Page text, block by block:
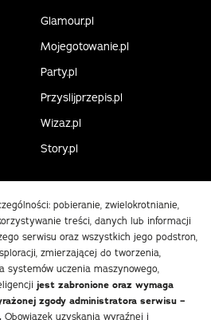
Glamour.pl
Mojegotowanie.pl
Party.pl
Przyslijprzepis.pl
Wizaz.pl
Story.pl
pobieranie, zwielokrotnianie,
treści, danych lub informacji
serwisu oraz wszystkich jego podstron,
zmierzającej do tworzenia,
systemów uczenia maszynowego,
jest zabronione oraz wymaga
zgody administratora serwisu –
Obowiązek uzyskania wyraźnej i